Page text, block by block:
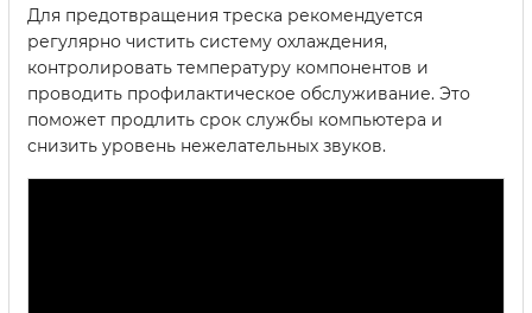
Для предотвращения треска рекомендуется
регулярно чистить систему охлаждения,
контролировать температуру компонентов и
проводить профилактическое обслуживание. Это
поможет продлить срок службы компьютера и
снизить уровень нежелательных звуков.